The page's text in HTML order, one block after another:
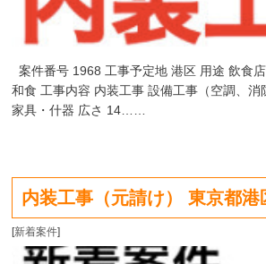
案件番号 1968 工事予定地 港区 用途 飲食
和食 工事内容 内装工事 設備工事（空調、消
家具・什器 広さ 14……
内装工事（元請け） 東京都港
[新着案件]